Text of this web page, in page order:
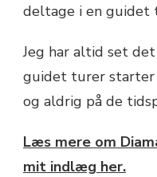
deltage i en guidet
Jeg har altid set
guidet turer
og aldrig på de
Læs mere om
mit indlæg her.